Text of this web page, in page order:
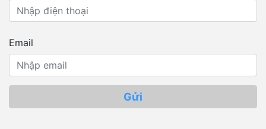
Email
Gửi